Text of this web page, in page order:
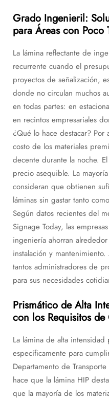
Grado Ingenieril:
para Áreas con Poco
La lámina reflectante de
recurrente cuando el
proyectos de señalización,
donde no circulan muchos
en todas partes: en
en recintos empresariales
¿Qué lo hace destacar?
costo de los materiales
decente durante la noche.
precio asequible. La
consideran que obtienen
láminas sin gastar tanto
Según datos recientes del
Signage Today, las
ingeniería ahorran
instalación y
tantos administradores de
para sus necesidades
Prismático de Alta
con los Requisitos
La lámina de alta
específicamente para
Departamento de
hace que la lámina HIP
que la mayoría de los